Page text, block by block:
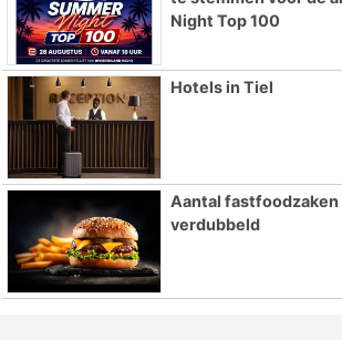
Night Top 100
Hotels in Tiel
Aantal fastfoodzaken
verdubbeld